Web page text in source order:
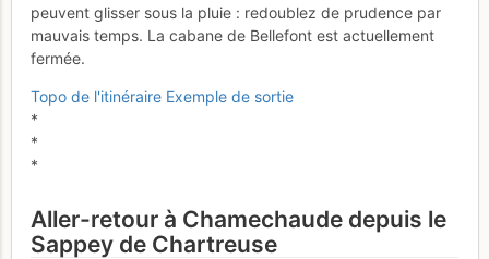
peuvent glisser sous la pluie : redoublez de prudence par
mauvais temps. La cabane de Bellefont est actuellement
fermée.
Topo de l'itinéraire Exemple de sortie
*
*
*
Aller-retour à Chamechaude depuis le
Sappey de Chartreuse